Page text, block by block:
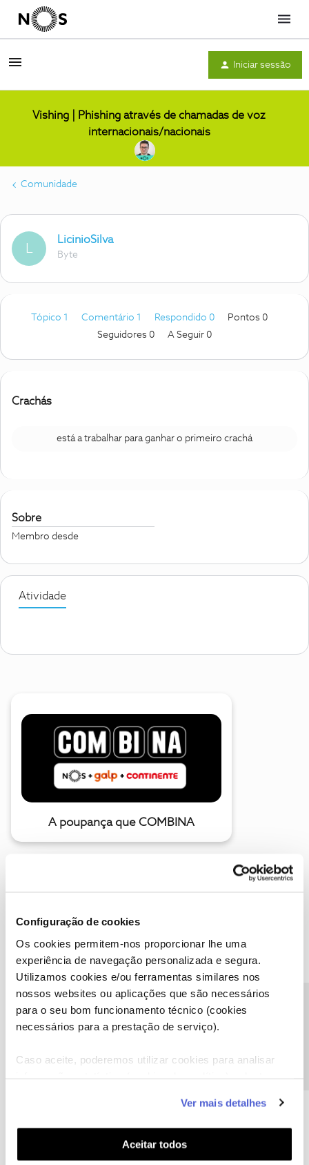
Configuração de cookies
Os cookies permitem-nos proporcionar lhe uma
experiência de navegação personalizada e segura.
Utilizamos cookies e/ou ferramentas similares nos
nossos websites ou aplicações que são necessários
para o seu bom funcionamento técnico (cookies
necessários para a prestação de serviço).
Caso aceite, poderemos utilizar cookies para analisar
funcionalidades (cookies de personalização e
funcionalidade) e adaptar anúncios aos seus interesses
(cookies de publicidade personalizada). Pode gerir a
utilização dos cookies clicando em "Configurar
Ver mais detalhes
Aceitar todos
Menu
Iniciar sessão
Vishing | Phishing através de chamadas de voz
internacionais/nacionais
Comunidade
L
LicinioSilva
Byte
Tópico 1 Comentário 1 Respondido 0
Pontos 0
Seguidores 0 A Seguir 0
Crachás
está a trabalhar para ganhar o primeiro crachá
Sobre
Membro desde
Atividade
A poupança que COMBINA
Descubra as novidades de julho
Hall of Fame de julho